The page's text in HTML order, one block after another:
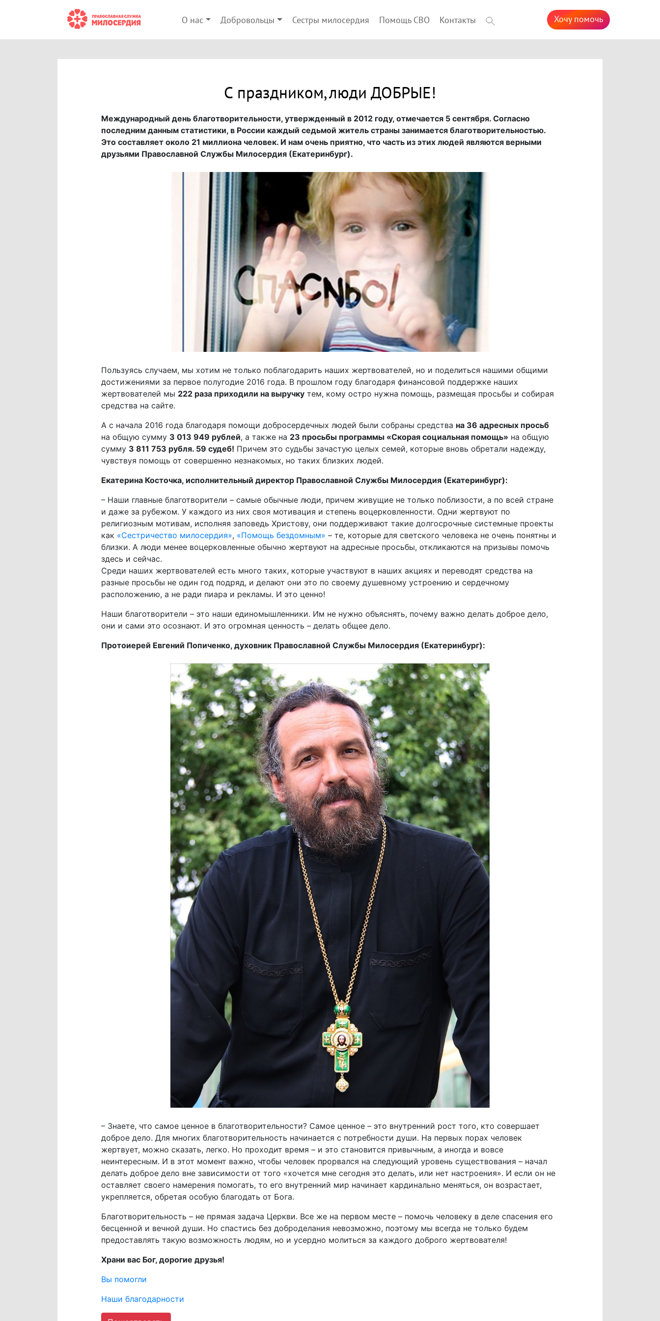
О нас Добровольцы Сестры милосердия Помощь СВО Контакты Хочу помочь
С праздником, люди ДОБРЫЕ!
Международный день благотворительности, утвержденный в 2012 году, отмечается 5 сентября. Согласно
последним данным статистики, в России каждый седьмой житель страны занимается благотворительностью.
Это составляет около 21 миллиона человек. И нам очень приятно, что часть из этих людей являются верными
друзьями Православной Службы Милосердия (Екатеринбург).
Пользуясь случаем, мы хотим не только поблагодарить наших жертвователей, но и поделиться нашими общими
достижениями за первое полугодие 2016 года. В прошлом году благодаря финансовой поддержке наших
жертвователей мы 222 раза приходили на выручкутем, кому остро нужна помощь, размещая просьбы и собирая
средства на сайте.
А с начала 2016 года благодаря помощи добросердечных людей были собраны средства на 36 адресных просьб
на общую сумму 3 013 949 рублей, а также на 23 просьбы программы «Скорая социальная помощь» на общую
сумму 3 811 753 рубля. 59 судеб! Причем это судьбы зачастую целых семей, которые вновь обретали надежду,
чувствуя помощь от совершенно незнакомых, но таких близких людей.
Екатерина Косточка, исполнительный директор Православной Службы Милосердия (Екатеринбург):
– Наши главные благотворители – самые обычные люди, причем живущие не только поблизости, а по всей стране
и даже за рубежом. У каждого из них своя мотивация и степень воцерковленности. Одни жертвуют по
религиозным мотивам, исполняя заповедь Христову, они поддерживают такие долгосрочные системные проекты
как «Сестричество милосердия», «Помощь бездомным» – те, которые для светского человека не очень понятны и
близки. А люди менее воцерковленные обычно жертвуют на адресные просьбы, откликаются на призывы помочь
здесь и сейчас.
Среди наших жертвователей есть много таких, которые участвуют в наших акциях и переводят средства на
разные просьбы не один год подряд, и делают они это по своему душевному устроению и сердечному
расположению, а не ради пиара и рекламы. И это ценно!
Наши благотворители – это наши единомышленники. Им не нужно объяснять, почему важно делать доброе дело,
они и сами это осознают. И это огромная ценность – делать общее дело.
Протоиерей Евгений Попиченко, духовник Православной Службы Милосердия (Екатеринбург):
– Знаете, что самое ценное в благотворительности? Самое ценное – это внутренний рост того, кто совершает
доброе дело. Для многих благотворительность начинается с потребности души. На первых порах человек
жертвует, можно сказать, легко. Но проходит время – и это становится привычным, а иногда и вовсе
неинтересным. И в этот момент важно, чтобы человек прорвался на следующий уровень существования – начал
делать доброе дело вне зависимости от того «хочется мне сегодня это делать, или нет настроения». И если он не
оставляет своего намерения помогать, то его внутренний мир начинает кардинально меняться, он возрастает,
укрепляется, обретая особую благодать от Бога.
Благотворительность – не прямая задача Церкви. Все же на первом месте – помочь человеку в деле спасения его
бесценной и вечной души. Но спастись без доброделания невозможно, поэтому мы всегда не только будем
предоставлять такую возможность людям, но и усердно молиться за каждого доброго жертвователя!
Храни вас Бог, дорогие друзья!
Вы помогли
Наши благодарности